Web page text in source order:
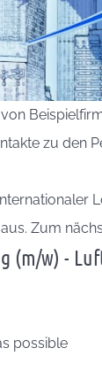
zu den
Zum
(m/w) -
possible